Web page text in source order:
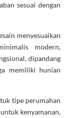
sesuai dengan
menyesuaikan
modern,
dipandang
memiliki hunian
tipe perumahan
kenyamanan,